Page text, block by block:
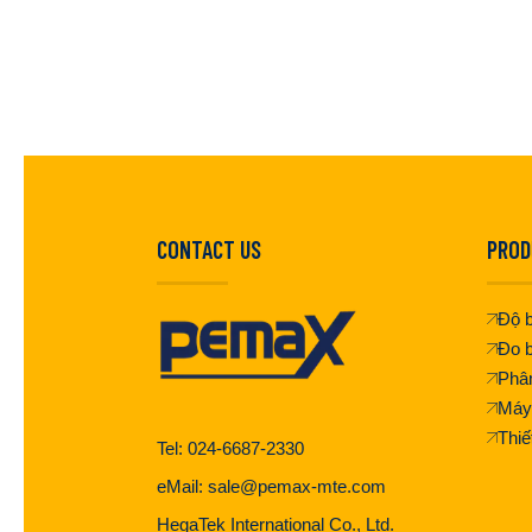
CONTACT US
Tel: 024-6687-2330
eMail: sale@pemax-mte.com
HegaTek International Co., Ltd.
Độ
Đo